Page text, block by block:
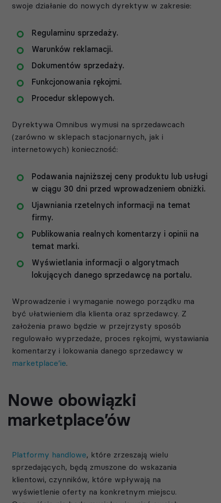
swoje działanie do nowych dyrektyw w zakresie:
Regulaminu sprzedaży.
Warunków reklamacji.
Dokumentów sprzedaży.
Funkcjonowania rękojmi.
Procedur sklepowych.
Dyrektywa Omnibus wymusi na sprzedawcach
(zarówno w sklepach stacjonarnych, jak i
internetowych) konieczność:
Podawania najniższej ceny produktu lub usługi
w ciągu 30 dni przed wprowadzeniem obniżki.
Ujawniania rzetelnych informacji na temat
firmy.
Publikowania realnych komentarzy i opinii na
temat marki.
Wyświetlania informacji o algorytmach
lokujących danego sprzedawcę na portalu.
Wprowadzenie i wymaganie nowego porządku ma
być ułatwieniem dla klienta oraz sprzedawcy. Z
założenia prawo będzie w przejrzysty sposób
regulowało wyprzedaże, proces rękojmi, wystawiania
komentarzy i lokowania danego sprzedawcy w
marketplace’ie.
Nowe obowiązki
marketplace’ów
Platformy handlowe, które zrzeszają wielu
sprzedających, będą zmuszone do wskazania
klientowi, czynników, które wpływają na
wyświetlenie oferty na konkretnym miejscu.